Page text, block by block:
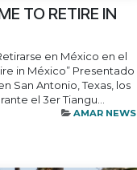
TO RETIRE IN
en México en el
in México” Presentado
San Antonio, Texas, los
el 3er Tiangu...
AMAR NEWS